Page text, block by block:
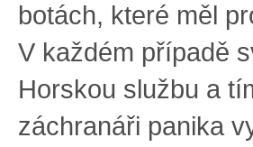
botách, které měl
V každém případě
Horskou službu a
záchranáři panika